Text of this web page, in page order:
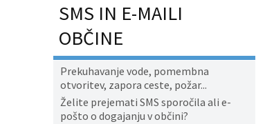
SMS IN E-MAILI
OBČINE
Prekuhavanje vode, pomembna
otvoritev, zapora ceste, požar...
Želite prejemati SMS sporočila ali e-
pošto o dogajanju v občini?